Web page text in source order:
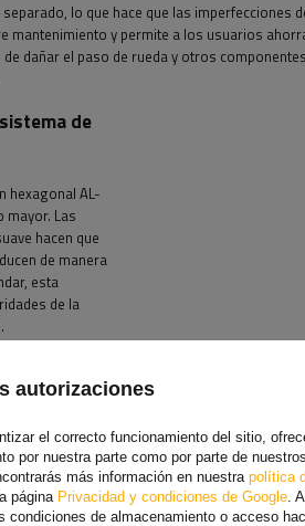
lo que hace que las imperfecciones
mantenimiento y permite a los usuarios
dañar el paso de rueda y otros
de
hexagonal AL-
mayor. Las
hacen que
de manera
esta
de la
autorizaciones
el correcto funcionamiento del sitio,
por nuestra parte como por parte de
más información en nuestra política
página Privacidad y condiciones de Google.
condiciones de almacenamiento o acceso